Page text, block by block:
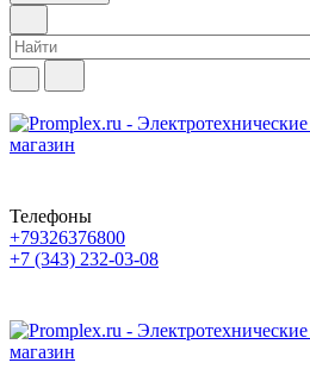
Телефоны
+79326376800
+7 (343) 232-03-08